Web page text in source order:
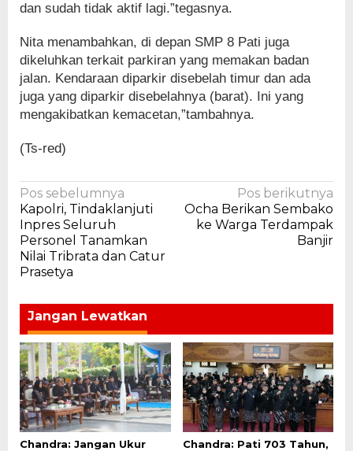
dan sudah tidak aktif lagi.”tegasnya.
Nita menambahkan, di depan SMP 8 Pati juga
dikeluhkan terkait parkiran yang memakan badan
jalan. Kendaraan diparkir disebelah timur dan ada
juga yang diparkir disebelahnya (barat). Ini yang
mengakibatkan kemacetan,”tambahnya.
(Ts-red)
Navigasi
pos
Pos sebelumnya
Kapolri, Tindaklanjuti
Inpres Seluruh
Personel Tanamkan
Nilai Tribrata dan Catur
Prasetya
Pos berikutnya
Ocha Berikan Sembako
ke Warga Terdampak
Banjir
Jangan Lewatkan
Chandra: Jangan Ukur
Chandra: Pati 703 Tahun,